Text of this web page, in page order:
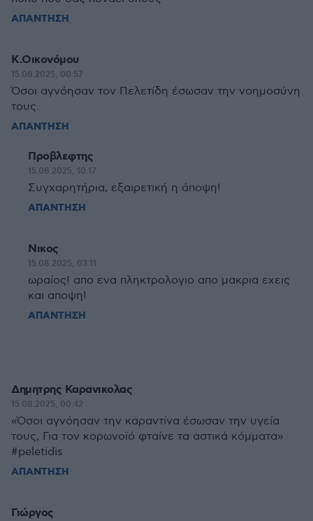
ΑΠΑΝΤΗΣΗ
Κ.Οικονόμου
15.08.2025, 00:57
Όσοι αγνόησαν τον Πελετίδη έσωσαν την νοημοσύνη
τους.
ΑΠΑΝΤΗΣΗ
Προβλεφτης
15.08.2025, 10:17
Συγχαρητήρια, εξαιρετική η άποψη!
ΑΠΑΝΤΗΣΗ
Νικος
15.08.2025, 03:11
ωραίος! απο ενα πληκτρολογιο απο μακρια εχεις
και αποψη!
ΑΠΑΝΤΗΣΗ
Δημητρης Καρανικολας
15.08.2025, 00:42
«Όσοι αγνόησαν την καραντίνα έσωσαν την υγεία
τους, Για τον κορωνοϊό φταίνε τα αστικά κόμματα»
#peletidis
ΑΠΑΝΤΗΣΗ
Γιώργος